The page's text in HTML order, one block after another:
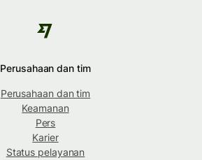
Perusahaan dan tim
Perusahaan dan tim
Keamanan
Pers
Karier
Status pelayanan